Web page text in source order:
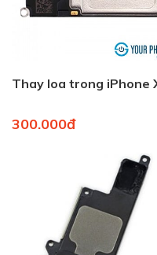
Thay loa trong iPhone
300.000đ